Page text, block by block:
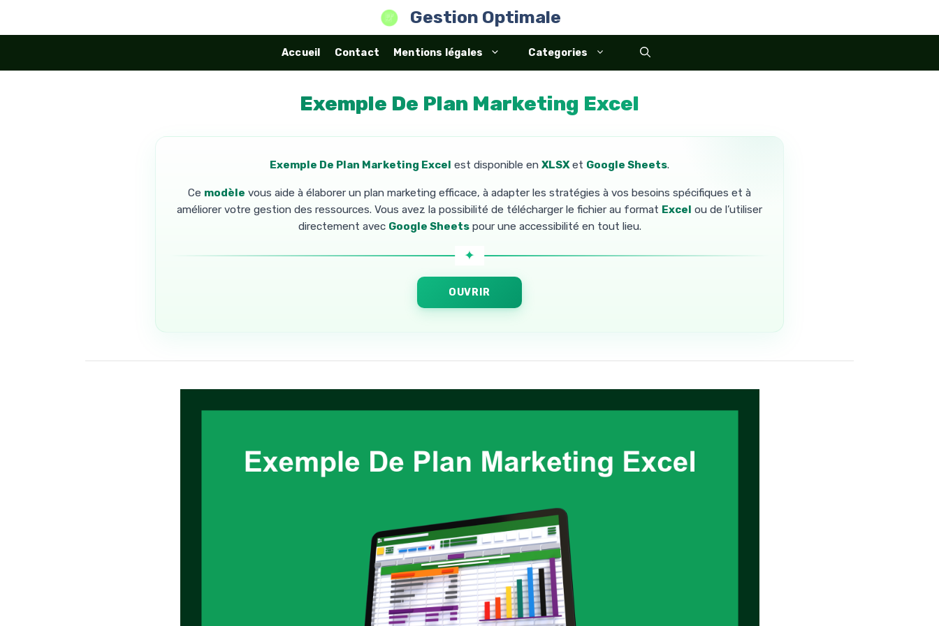
contenu
Gestion Optimale
Accueil Contact Mentions légales Categories
Exemple De Plan Marketing Excel
Exemple De Plan Marketing Excel est disponible en XLSXet Google Sheets.
Ce modèle vous aide à élaborer un plan marketing efficace, à adapter les stratégies à vos besoins spécifiques et à
améliorer votre gestion des ressources. Vous avez la possibilité de télécharger le fichier au format Excel ou de l’utiliser
directement avec Google Sheetspour une accessibilité en tout lieu.
OUVRIR